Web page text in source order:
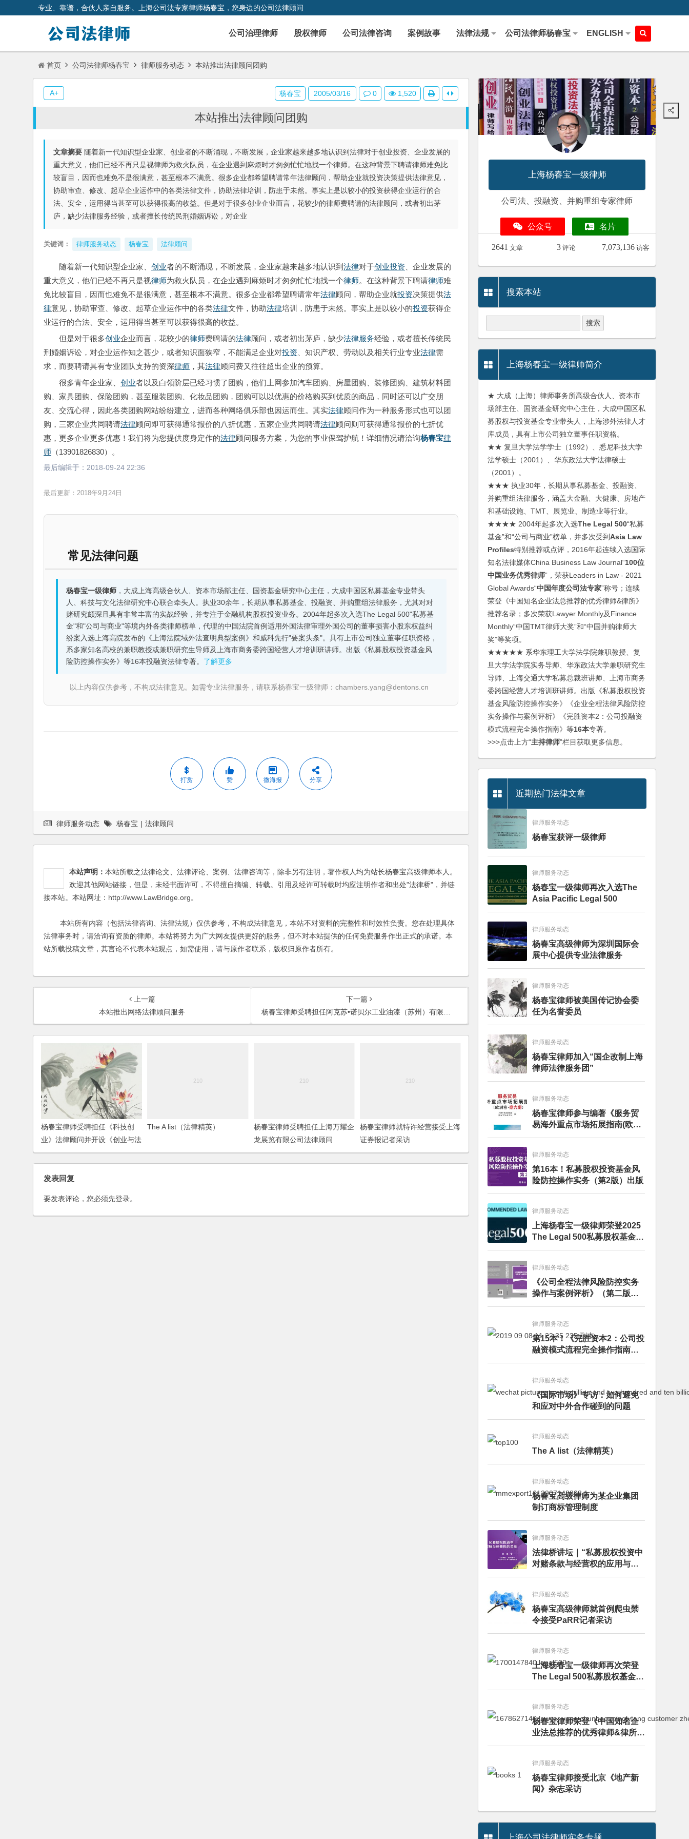
专业、靠谱，合伙人亲自服务。上海公司法专家律师杨春宝，您身边的公司法律顾问
公司治理律师 股权律师 公司法律咨询 案例故事 法律法规 公司法律师杨春宝 ENGLISH
首页 公司法律师杨春宝 律师服务动态 本站推出法律顾问团购
本站推出法律顾问团购
文章摘要 随着新一代知识型企业家、创业者的不断涌现，不断发展，企业家越来越多地认识到法律对于创业投资、企业发展的
重大意义，他们已经不再只是视律师为救火队员，在企业遇到麻烦时才匆匆忙忙地找一个律师。在这种背景下聘请律师难免比
较盲目，因而也难免不是很满意，甚至根本不满意。很多企业都希望聘请常年法律顾问，帮助企业就投资决策提供法律意见，
协助审查、修改、起草企业运作中的各类法律文件，协助法律培训，防患于未然。事实上是以较小的投资获得企业运行的合
法、安全，运用得当甚至可以获得很高的收益。但是对于很多创业企业而言，花较少的律师费聘请的法律顾问，或者初出茅
庐，缺少法律服务经验，或者擅长传统民刑婚姻诉讼，对企业
关键词： 律师服务动态 杨春宝 法律顾问
随着新一代知识型企业家、 创业者的不断涌现，不断发展，企业家越来越多地认识到 法律对于创业投资 、企业发展的
重大意义，他们已经不再只是视律师为救火队员，在企业遇到麻烦时才匆匆忙忙地找一个律师。在这种背景下聘请律师难
免比较盲目，因而也难免不是很满意，甚至根本不满意。很多企业都希望聘请常年法律顾问，帮助企业就投资决策提供法
律意见，协助审查、修改、起草企业运作中的各类法律文件，协助法律培训，防患于未然。事实上是以较小的投资获得企
业运行的合法、安全，运用得当甚至可以获得很高的收益。
但是对于很多创业企业而言，花较少的律师费聘请的法律顾问，或者初出茅庐，缺少法律服务经验，或者擅长传统民
刑婚姻诉讼，对企业运作知之甚少，或者知识面狭窄，不能满足企业对投资 、知识产权、劳动以及相关行业专业法律需
求，而要聘请具有专业团队支持的资深律师 ，其法律顾问费又往往超出企业的预算。
很多青年企业家、 创业者以及白领阶层已经习惯了团购，他们上网参加汽车团购、房屋团购、装修团购、建筑材料团
购、家具团购、保险团购，甚至服装团购、化妆品团购，团购可以以优惠的价格购买到优质的商品，同时还可以广交朋
友、交流心得，因此各类团购网站纷纷建立，进而各种网络俱乐部也因运而生。其实法律顾问作为一种服务形式也可以团
购，三家企业共同聘请法律顾问即可获得通常报价的八折优惠，五家企业共同聘请法律顾问则可获得通常报价的七折优
惠，更多企业更多优惠！我们将为您提供度身定作的法律顾问服务方案，为您的事业保驾护航！详细情况请洽询杨春宝律
师 （13901826830）。
最后编辑于： 2018-09-24 22:36
最后更新：2018年9月24日
常见法律问题
杨春宝一级律师，大成上海高级合伙人、资本市场部主任、国资基金研究中心主任，大成中国区私募基金专业带头
人、科技与文化法律研究中心联合牵头人。执业30余年，长期从事私募基金、投融资、并购重组法律服务，尤其对对
赌研究颇深且具有非常丰富的实战经验，并专注于金融机构股权投资业务。2004年起多次入选The Legal 500"私募基
金"和"公司与商业"等境内外各类律师榜单，代理的中国法院首例适用外国法律审理外国公司的董事损害小股东权益纠
纷案入选上海高院发布的《上海法院域外法查明典型案例》和威科先行"要案头条"。具有上市公司独立董事任职资格，
系多家知名高校的兼职教授或兼职研究生导师及上海市商务委跨国经营人才培训班讲师。出版《私募股权投资基金风
险防控操作实务》等16本投融资法律专著。 了解更多
以上内容仅供参考，不构成法律意见。如需专业法律服务，请联系杨春宝一级律师：chambers.yang@dentons.cn
打赏 赞 微海报 分享
杨春宝 2005/03/16 0 1,520
A+
律师服务动态 杨春宝 | 法律顾问
本站声明： 本站所载之法律论文、法律评论、案例、法律咨询等，除非另有注明，著作权人均为站长杨春宝高级律师本人。
欢迎其他网站链接，但是，未经书面许可，不得擅自摘编、转载。引用及经许可转载时均应注明作者和出处"法律桥"，并链
接本站。本站网址：http://www.LawBridge.org。
本站所有内容（包括法律咨询、法律法规）仅供参考，不构成法律意见，本站不对资料的完整性和时效性负责。您在处理具体
法律事务时，请洽询有资质的律师。本站将努力为广大网友提供更好的服务，但不对本站提供的任何免费服务作出正式的承诺。本
站所载投稿文章，其言论不代表本站观点，如需使用，请与原作者联系，版权归原作者所有。
上一篇
本站推出网络法律顾问服务
下一篇
杨春宝律师受聘担任阿克苏•诺贝尔工业油漆（苏州）有限公司常年法律顾问
杨春宝律师受聘担任《科技创
业》法律顾问并开设《创业与法
律》专栏
The A list（法律精英）
杨春宝律师受聘担任上海万耀企
龙展览有限公司法律顾问
杨春宝律师就特许经营接受上海
证券报记者采访
发表回复
要发表评论，您必须先登录。
上海杨春宝一级律师
公司法、投融资、并购重组专家律师
公众号 名片
2641 文章 3 评论 7,073,136 访客
搜索本站
上海杨春宝一级律师简介
★ 大成（上海）律师事务所高级合伙人、资本市
场部主任、国资基金研究中心主任，大成中国区私
募股权与投资基金专业带头人，上海涉外法律人才
库成员，具有上市公司独立董事任职资格。
★★ 复旦大学法学学士（1992）、悉尼科技大学
法学硕士（2001）、华东政法大学法律硕士
（2001）。
★★★ 执业30年，长期从事私募基金、投融资、
并购重组法律服务，涵盖大金融、大健康、房地产
和基础设施、TMT、展览业、制造业等行业。
★★★★ 2004年起多次入选The Legal 500“私募
基金”和“公司与商业”榜单，并多次受到Asia Law
Profiles特别推荐或点评，2016年起连续入选国际
知名法律媒体China Business Law Journal“100位
中国业务优秀律师”，荣获Leaders in Law - 2021
Global Awards“中国年度公司法专家”称号；连续
荣登《中国知名企业法总推荐的优秀律师&律所》
推荐名录；多次荣获Lawyer Monthly及Finance
Monthly“中国TMT律师大奖”和“中国并购律师大
奖”等奖项。
★★★★★ 系华东理工大学法学院兼职教授、复
旦大学法学院实务导师、华东政法大学兼职研究生
导师、上海交通大学私募总裁班讲师、上海市商务
委跨国经营人才培训班讲师。出版《私募股权投资
基金风险防控操作实务》《企业全程法律风险防控
实务操作与案例评析》《完胜资本2：公司投融资
模式流程完全操作指南》等16本专著。
>>>点击上方“主持律师”栏目获取更多信息。
近期热门法律文章
律师服务动态
杨春宝获评一级律师
律师服务动态
杨春宝一级律师再次入选The
Asia Pacific Legal 500
律师服务动态
杨春宝高级律师为深圳国际会
展中心提供专业法律服务
律师服务动态
杨春宝律师被美国传记协会委
任为名誉委员
律师服务动态
杨春宝律师加入“国企改制上海
律师法律服务团”
律师服务动态
杨春宝律师参与编著《服务贸
易海外重点市场拓展指南(欧洲
卷·意大利)》
律师服务动态
第16本！私募股权投资基金风
险防控操作实务（第2版）出版
律师服务动态
上海杨春宝一级律师荣登2025
The Legal 500私募股权基金律
师榜单
律师服务动态
《公司全程法律风险防控实务
操作与案例评析》（第二版）
出版发行
律师服务动态
第15本！《完胜资本2：公司投
融资模式流程完全操作指南》
（第四版）出版
律师服务动态
《国际市场》专访：如何避免
和应对中外合作碰到的问题
律师服务动态
The A list（法律精英）
律师服务动态
杨春宝高级律师为某企业集团
制订商标管理制度
律师服务动态
法律桥讲坛｜“私募股权投资中
对赌条款与经营权的应用与案
例分析”讲座成功举办
律师服务动态
杨春宝高级律师就首例爬虫禁
令接受PaRR记者采访
律师服务动态
上海杨春宝一级律师再次荣登
The Legal 500私募股权基金律
师榜单
律师服务动态
杨春宝律师荣登《中国知名企
业法总推荐的优秀律师&律所》
推荐名录
律师服务动态
杨春宝律师接受北京《地产新
闻》杂志采访